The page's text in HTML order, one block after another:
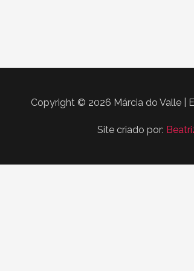
Copyright © 2026 Márcia do Valle |
Site criado por: